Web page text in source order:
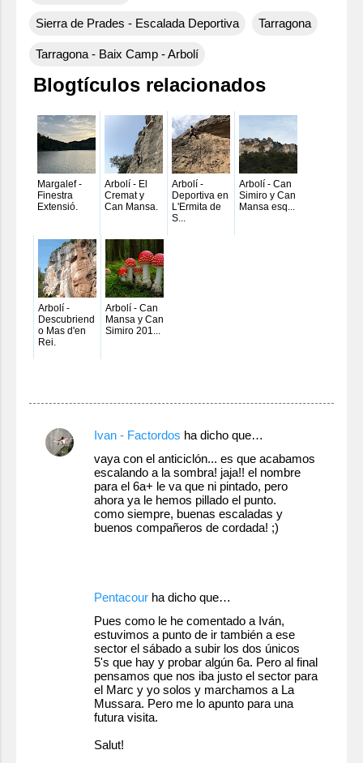
Sierra de Prades - Escalada Deportiva Tarragona
Tarragona - Baix Camp - Arbolí
Blogtículos relacionados
Margalef -
Finestra
Extensió.
Arbolí - El
Cremat y
Can Mansa.
Arbolí -
Deportiva en
L'Ermita de
S...
Arbolí - Can
Simiro y Can
Mansa esq...
Arbolí -
Descubriend
o Mas d'en
Rei.
Arbolí - Can
Mansa y Can
Simiro 201...
C
o
Ivan - Factordos ha dicho que…
vaya con el anticiclón... es que acabamos
escalando a la sombra! jaja!! el nombre
para el 6a+ le va que ni pintado, pero
ahora ya le hemos pillado el punto.
como siempre, buenas escaladas y
buenos compañeros de cordada! ;)
Pentacour ha dicho que…
Pues como le he comentado a Iván,
estuvimos a punto de ir también a ese
sector el sábado a subir los dos únicos
5's que hay y probar algún 6a. Pero al final
pensamos que nos iba justo el sector para
el Marc y yo solos y marchamos a La
Mussara. Pero me lo apunto para una
futura visita.
Salut!